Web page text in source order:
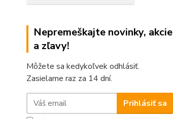
Nepremeškajte novinky, akcie
a zľavy!
Môžete sa kedykoľvek odhlásiť.
Zasielame raz za 14 dní.
Prihlásiť sa